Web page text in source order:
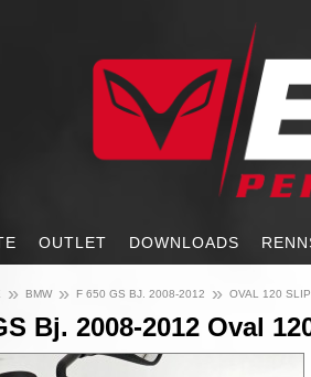
OUTLET DOWNLOADS
» BMW » F 650 GS BJ. 2008-2012 » OVAL 120
Bj. 2008-2012 Oval